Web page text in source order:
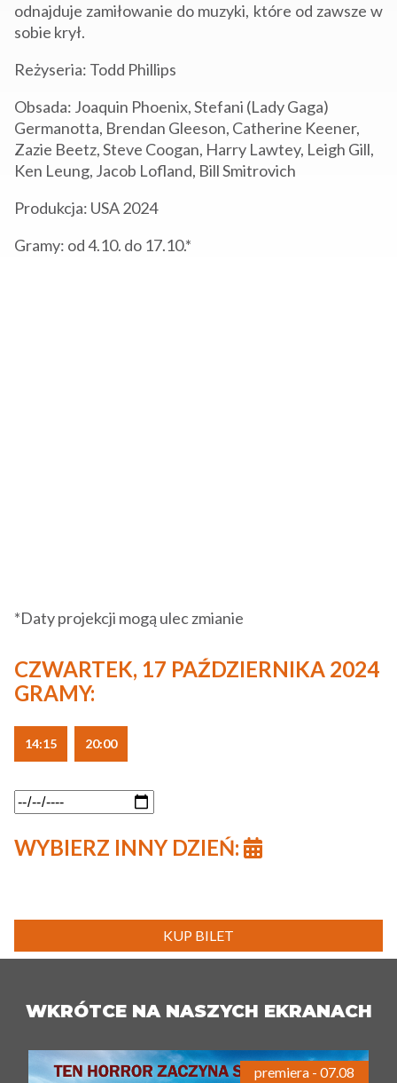
odnajduje zamiłowanie do muzyki, które od zawsze w
sobie krył.
Reżyseria: Todd Phillips
Obsada: Joaquin Phoenix, Stefani (Lady Gaga)
Germanotta, Brendan Gleeson, Catherine Keener,
Zazie Beetz, Steve Coogan, Harry Lawtey, Leigh Gill,
Ken Leung, Jacob Lofland, Bill Smitrovich
Produkcja: USA 2024
Gramy: od 4.10. do 17.10.*
*Daty projekcji mogą ulec zmianie
CZWARTEK, 17 PAŹDZIERNIKA 2024
GRAMY:
14:15 20:00
WYBIERZ INNY DZIEŃ:
KUP BILET
WKRÓTCE NA NASZYCH EKRANACH
premiera - 07.08